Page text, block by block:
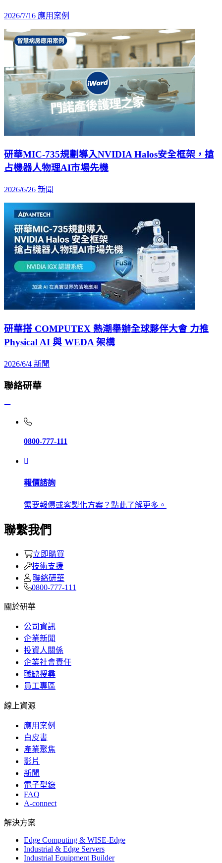
2026/7/16 應用案例
研華MIC-735規劃導入NVIDIA Halos安全框架，搶
占機器人物理AI市場先機
2026/6/26 新聞
研華搭 COMPUTEX 熱潮舉辦全球夥伴大會 力推
Physical AI 與 WEDA 架構
2026/6/4 新聞
聯絡研華
0800-777-111
報價諮詢
需要報價或客製化方案？點此了解更多。
聯繫我們
立即購買
技術支援
聯絡研華
0800-777-111
關於研華
公司資訊
企業新聞
投資人關係
企業社會責任
職缺搜尋
員工專區
線上資源
應用案例
白皮書
產業聚焦
影片
新聞
電子型錄
FAQ
A-connect
解決方案
Edge Computing & WISE-Edge
Industrial & Edge Servers
Industrial Equipment Builder